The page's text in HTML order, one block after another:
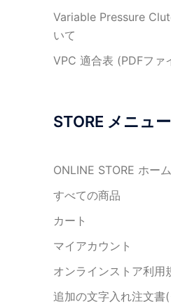
Variable Pressure
いて
VPC 適合表 (PDFファ
STORE メニュー
ONLINE STORE ホーム
すべての商品
カート
マイアカウント
オンラインストア利用
追加の文字入れ注文書